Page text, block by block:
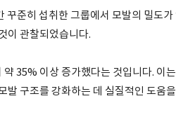
꾸준히 섭취한 그룹에서 모발의 밀도
이 관찰되었습니다.
35% 이상 증가했다는 것입니다. 이
발 구조를 강화하는 데 실질적인 도움